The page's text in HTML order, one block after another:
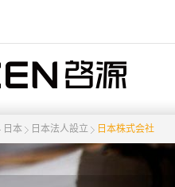
日本 日本法人設立 日本株式会社